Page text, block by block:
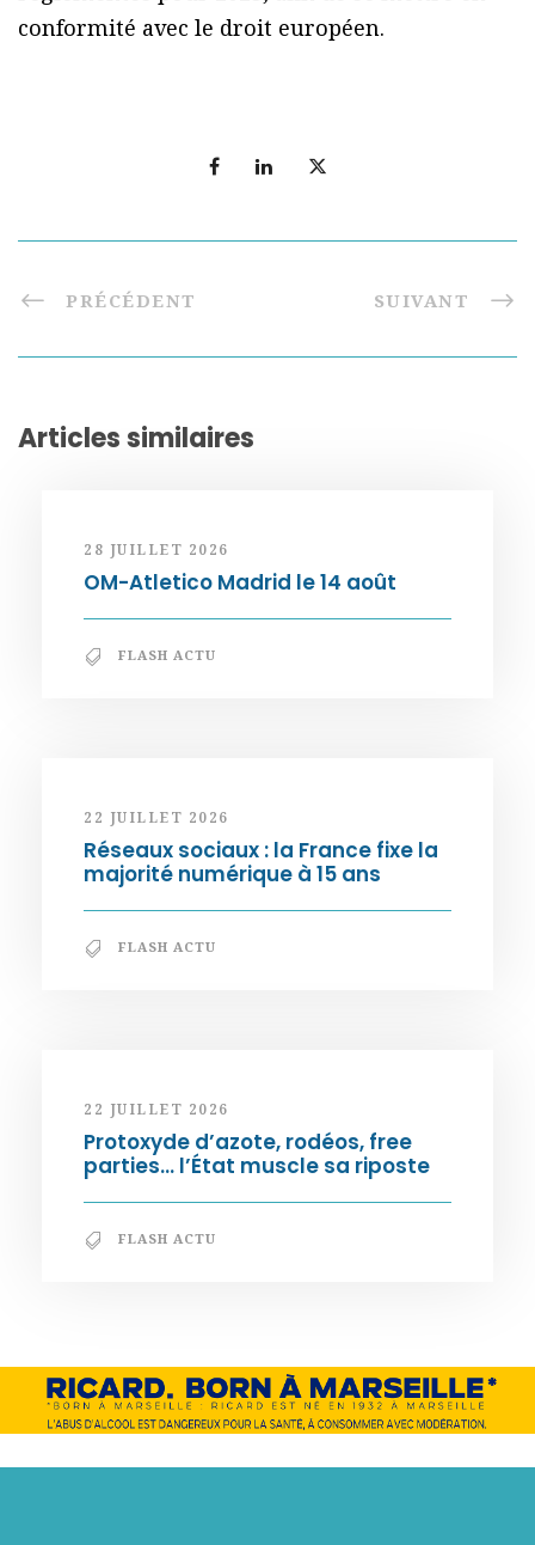
conformité avec le droit européen.
PRÉCÉDENT SUIVANT
Articles similaires
28 JUILLET 2026
OM-Atletico Madrid le 14 août
FLASH ACTU
22 JUILLET 2026
Réseaux sociaux : la France fixe la
majorité numérique à 15 ans
FLASH ACTU
22 JUILLET 2026
Protoxyde d’azote, rodéos, free
parties… l’État muscle sa riposte
FLASH ACTU